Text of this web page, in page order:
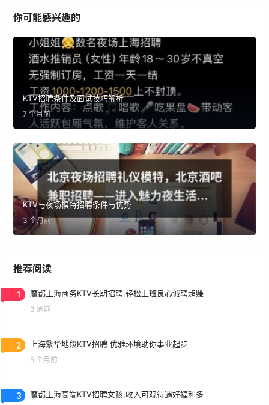
你可能感兴趣的
KTV招聘条件及面试技巧解析
7 个月前
KTV与夜场模特招聘条件与优势
3 个月前
推荐阅读
1 魔都上海商务KTV长期招聘,轻松上班良心诚聘超赚
3 周前
2 上海繁华地段KTV招聘 优雅环境助你事业起步
5 个月前
3 魔都上海高端KTV招聘女孩,收入可观待遇好福利多